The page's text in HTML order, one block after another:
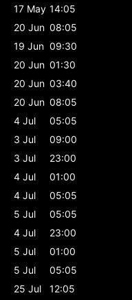
17 May 14:05
20 Jun 08:05
19 Jun 09:30
20 Jun 01:30
20 Jun 03:40
20 Jun 08:05
4 Jul
05:05
3 Jul
09:00
3 Jul
23:00
4 Jul
01:00
4 Jul
05:05
5 Jul
05:05
4 Jul
23:00
5 Jul
01:00
5 Jul
05:05
25 Jul
12:05